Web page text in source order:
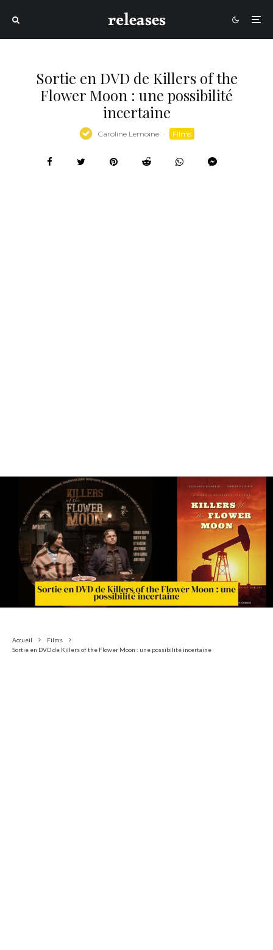
Sortie en DVD de Killers of the
Flower Moon : une possibilité
incertaine
Caroline Lemoine · Films
Accueil
Films
Sortie en DVD de Killers of the Flower Moon : une possibilité incertaine